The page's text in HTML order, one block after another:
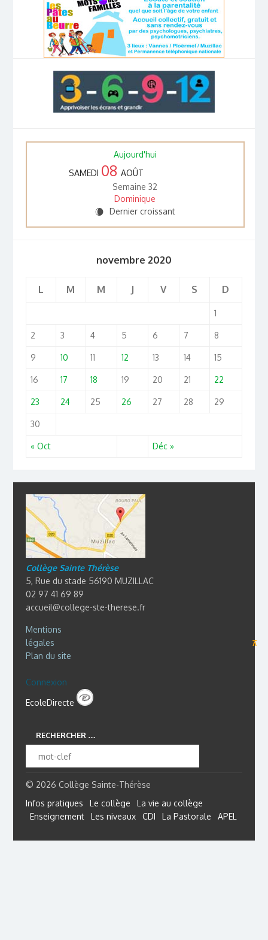
Aujourd'hui
SAMEDI 08 AOÛT
Semaine 32
Dominique
W Dernier croissant
novembre 2020
L M M J V S D
« Oct Déc »
1
2 3 4 5 6 7 8
9 10 11 12 13 14 15
16 17 18 19 20 21 22
23 24 25 26 27 28 29
30
Collège Sainte Thérèse
5, Rue du stade 56190 MUZILLAC
02 97 41 69 89
accueil@college-ste-therese.fr
Mentions
légales
⊼
Plan du site
Connexion
EcoleDirecte
RECHERCHER …
© 2026 Collège Sainte-Thérèse
Infos pratiques
Le collège
La vie au collège
Enseignement
Les niveaux CDI La Pastorale APEL